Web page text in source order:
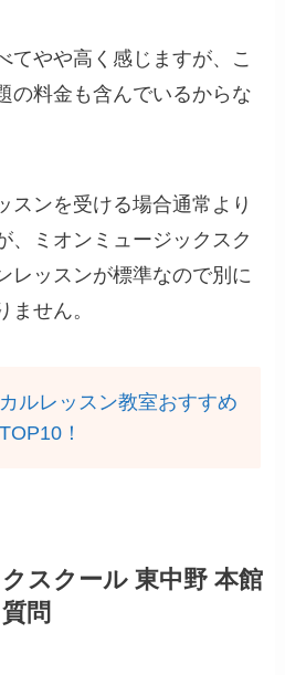
てやや高く感じますが、こ
の料金も含んでいるからな
スンを受ける場合通常より
、ミオンミュージックスク
レッスンが標準なので別に
ません。
ルレッスン教室おすすめ
！
スクール 東中野 本館
問